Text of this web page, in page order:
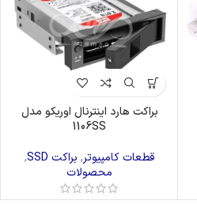
براکت هارد اینترنال اوریکو مدل
1106SS
قطعات کامپیوتر, براکت SSD
,
محصولات